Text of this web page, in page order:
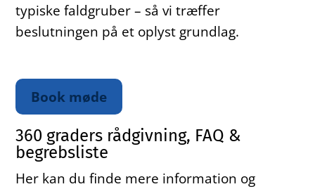
typiske faldgruber – så vi træffer
beslutningen på et oplyst grundlag.
Book møde
360 graders rådgivning, FAQ &
begrebsliste
Her kan du finde mere information og